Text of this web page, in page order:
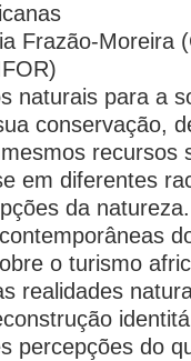
Frazão-Moreira
naturais para a
conservação,
recursos
em diferentes
da natureza.
o turismo
realidades
percepções do